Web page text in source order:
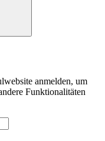
anmelden, um
Funktionalitäten